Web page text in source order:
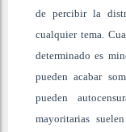
de percibir la
cualquier tema.
determinado es
pueden acabar
pueden
mayoritarias